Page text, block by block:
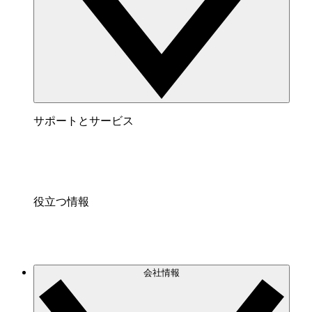
サポートとサービス
役立つ情報
会社情報